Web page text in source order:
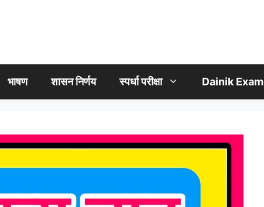
भाषण शासन निर्णय स्पर्धा परीक्षा Dainik Exam